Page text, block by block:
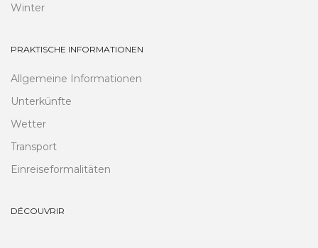
Winter
PRAKTISCHE INFORMATIONEN
Allgemeine Informationen
Unterkünfte
Wetter
Transport
Einreiseformalitäten
DÉCOUVRIR